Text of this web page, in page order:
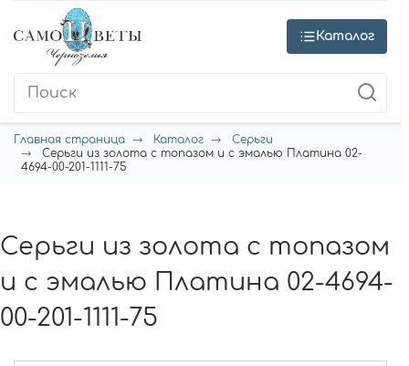
Каталог
Главная страница Каталог
Серьги
Серьги из золота с топазом и с эмалью Платина 02-
4694-00-201-1111-75
Серьги из золота с топазом
и с эмалью Платина 02-4694-
00-201-1111-75